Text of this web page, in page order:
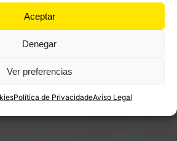
Aceptar
Denegar
Ver preferencias
Política de PrivacidadeAviso Legal
retomar os 20 km cómodos
restam até Baamonde.